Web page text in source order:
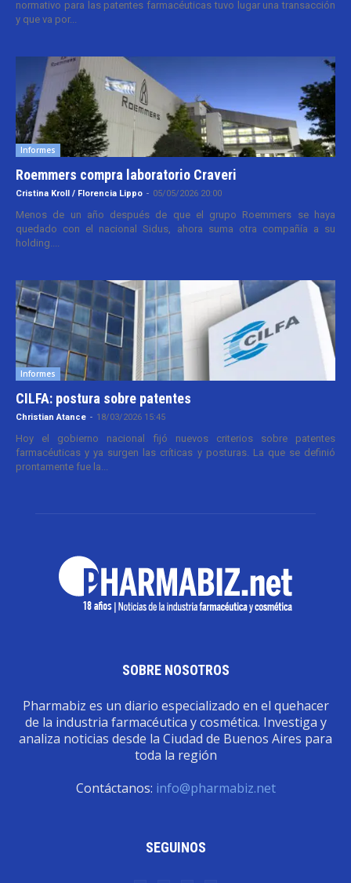
normativo para las patentes farmacéuticas tuvo lugar una transacción
y que va por...
Informes
Roemmers compra laboratorio Craveri
Cristina Kroll / Florencia Lippo - 05/05/2026 20:00
Menos de un año después de que el grupo Roemmers se haya
quedado con el nacional Sidus, ahora suma otra compañía a su
holding....
Informes
CILFA: postura sobre patentes
Christian Atance - 18/03/2026 15:45
Hoy el gobierno nacional fijó nuevos criterios sobre patentes
farmacéuticas y ya surgen las críticas y posturas. La que se definió
prontamente fue la...
SOBRE NOSOTROS
Pharmabiz es un diario especializado en el quehacer
de la industria farmacéutica y cosmética. Investiga y
analiza noticias desde la Ciudad de Buenos Aires para
toda la región
Contáctanos: info@pharmabiz.net
SEGUINOS